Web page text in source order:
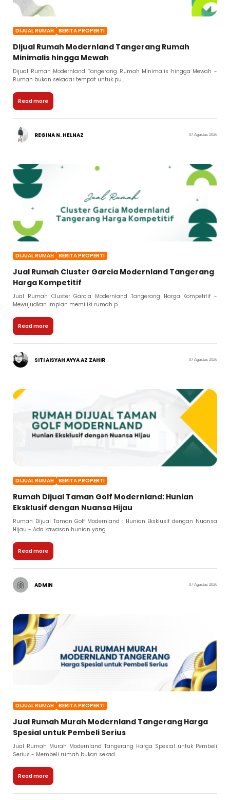
DIJUAL RUMAH BERITA PROPERTI
Dijual Rumah Modernland Tangerang Rumah
Minimalis hingga Mewah
Dijual Rumah Modernland Tangerang Rumah Minimalis hingga Mewah -
Rumah bukan sekadar tempat untuk pu...
Read more
REGINA N. HELNAZ 07 Agustus 2026
DIJUAL RUMAH BERITA PROPERTI
Jual Rumah Cluster Garcia Modernland Tangerang
Harga Kompetitif
Jual Rumah Cluster Garcia Modernland Tangerang Harga Kompetitif -
Mewujudkan impian memiliki rumah p...
Read more
SITI AISYAH AYYA AZ ZAHIR 07 Agustus 2026
DIJUAL RUMAH BERITA PROPERTI
Rumah Dijual Taman Golf Modernland: Hunian
Eksklusif dengan Nuansa Hijau
Rumah Dijual Taman Golf Modernland : Hunian Eksklusif dengan Nuansa
Hijau - Ada kawasan hunian yang ...
Read more
ADMIN 07 Agustus 2026
DIJUAL RUMAH BERITA PROPERTI
Jual Rumah Murah Modernland Tangerang Harga
Spesial untuk Pembeli Serius
Jual Rumah Murah Modernland Tangerang Harga Spesial untuk Pembeli
Serius - Membeli rumah bukan sekad...
Read more